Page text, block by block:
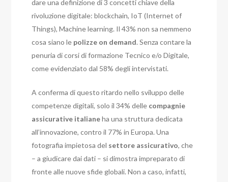
dare una definizione di 3 concetti chiave della
rivoluzione digitale: blockchain, IoT (Internet of
Things), Machine learning. Il 43% non sa nemmeno
cosa siano le polizze on demand. Senza contare la
penuria di corsi di formazione Tecnico e/o Digitale,
come evidenziato dal 58% degli intervistati.
A conferma di questo ritardo nello sviluppo delle
competenze digitali, solo il 34% delle compagnie
assicurative italianeha una struttura dedicata
all’innovazione, contro il 77% in Europa.Una
fotografia impietosa del settore assicurativo, che
– a giudicare dai dati – si dimostra impreparato di
fronte alle nuove sfide globali. Non a caso, infatti,